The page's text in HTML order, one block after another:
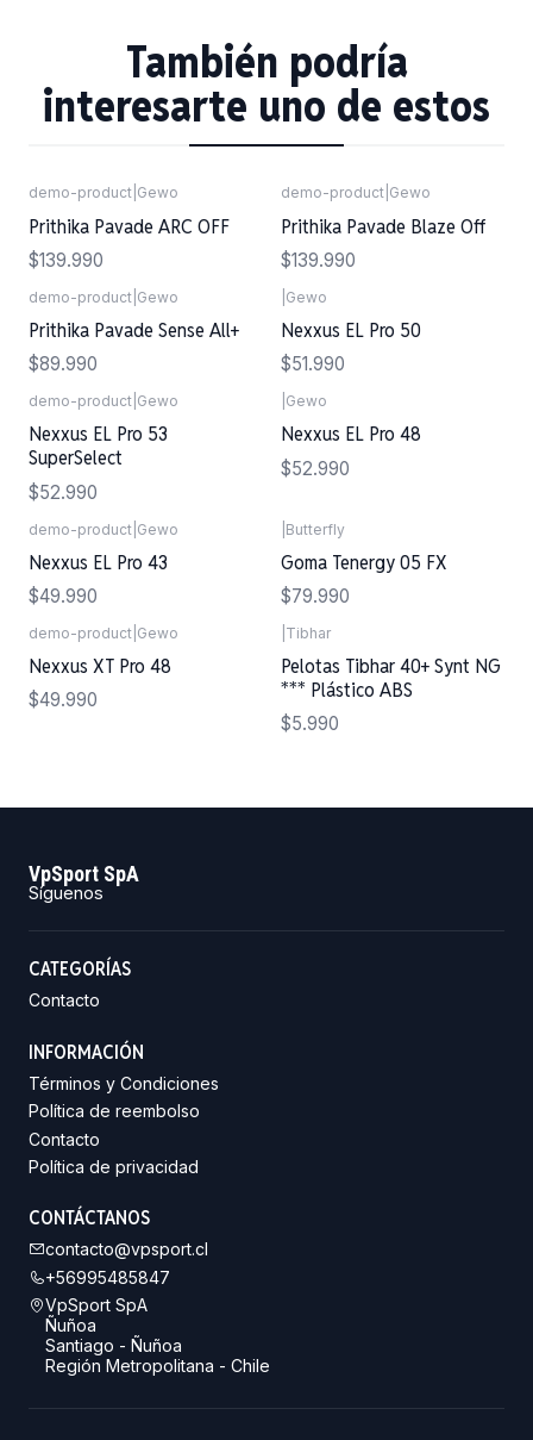
También podría
interesarte uno de estos
demo-product Gewo
Prithika Pavade ARC OFF
$139.990
demo-product Gewo
Prithika Pavade Blaze Off
$139.990
demo-product Gewo
Prithika Pavade Sense All+
$89.990
Gewo
Nexxus EL Pro 50
$51.990
demo-product Gewo
Nexxus EL Pro 53
SuperSelect
$52.990
Gewo
Nexxus EL Pro 48
$52.990
demo-product Gewo
Nexxus EL Pro 43
$49.990
Butterfly
Goma Tenergy 05 FX
$79.990
demo-product Gewo
Nexxus XT Pro 48
$49.990
Tibhar
Pelotas Tibhar 40+ Synt NG
*** Plástico ABS
$5.990
VpSport SpA
Síguenos
CATEGORÍAS
Contacto
INFORMACIÓN
Términos y Condiciones
Política de reembolso
Contacto
Política de privacidad
CONTÁCTANOS
contacto@vpsport.cl
+56995485847
VpSport SpA
Ñuñoa
Santiago - Ñuñoa
Región Metropolitana - Chile